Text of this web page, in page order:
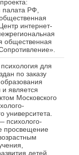
палата РФ,
интернет-
общественная
для
по заказу
является
Московского
университета.
психолого-
просвещение
детей,